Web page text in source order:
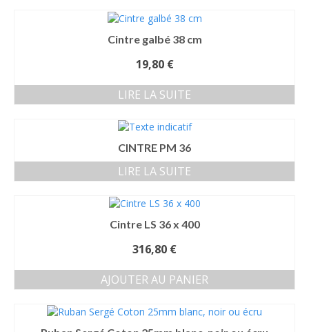
Cintre galbé 38 cm
19,80 €
LIRE LA SUITE
CINTRE PM 36
LIRE LA SUITE
Cintre LS 36 x 400
316,80 €
AJOUTER AU PANIER